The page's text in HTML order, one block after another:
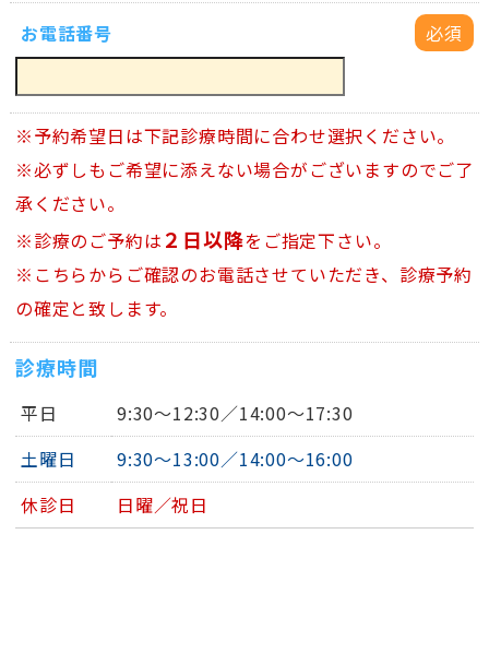
お電話番号 必須
※予約希望日は下記診療時間に合わせ選択ください。
※必ずしもご希望に添えない場合がございますのでご了
承ください。
※診療のご予約は ２日以降をご指定下さい。
※こちらからご確認のお電話させていただき、診療予約
の確定と致します。
診療時間
平日
9:30～12:30／14:00～17:30
土曜日
9:30～13:00／14:00～16:00
休診日
日曜／祝日